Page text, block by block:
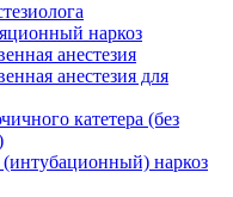
наркоз
анестезия
анестезия для
катетера (без
наркоз